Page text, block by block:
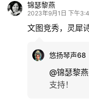
锦瑟黎燕
2023年9月1日 下午
文图竞秀，灵犀
悠扬琴声68
@锦瑟黎燕
支持！